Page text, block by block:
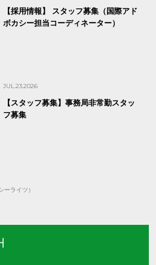
【採用情報】 スタッフ募集（国際アド
ボカシー担当コーディネーター）
JUL.23.2026
【スタッフ募集】事務局非常勤スタッ
フ募集
ライツ）